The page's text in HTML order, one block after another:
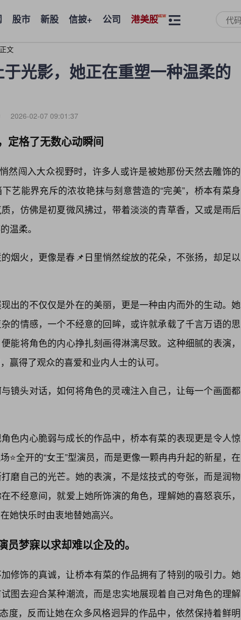
股市 新股 信披+ 公司 港美股
正文
光影，她正在重塑一种温柔的
2026-02-07 09:01:37
定格了无数心动瞬间
然闯入大众视野时，许多人或许是被她那份天然去雕饰的
艺能界充斥的浓妆艳抹与刻意营造的“完美”，桥本有菜身
，仿佛是初夏微风拂过，带着淡淡的青草香，又或是雨后
温柔。
烟火，更像是春📌日里悄然绽放的花朵，不张扬，却足以
出的不仅仅是外在的美丽，更是一种由内而外的生动。她
的情感，一个不经意的回眸，或许就承载了千言万语的思
能将角色的内心挣扎刻画得淋漓尽致。这种细腻的表演，
赢得了观众的喜爱和业内人士的认可。
镜头对话，如何将角色的灵魂注入自己，让每一个画面都
色内心脆弱与成长的作品中，桥本有菜的表现更是令人惊
⭐全开的“女王”型演员，而是更像一颗冉冉升起的新星，在
磨自己的光芒。她的表演，不是炫技式的夸张，而是润物
不经意间，就爱上她所饰演的角色，理解她的喜怒哀乐，
她快乐时由衷地替她高兴。
梦寐以求却难以企及的。
修饰的真诚，让桥本有菜的作品拥有了特别的吸引力。她
图去迎合某种潮流，而是忠实地展现着自己对角色的理解
度，反而让她在众多风格迥异的作品中，依然保持着鲜明